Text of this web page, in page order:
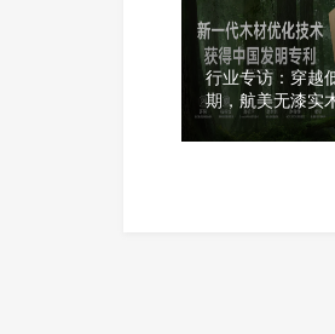
行业专访：穿越
期，航美无漆实
定制工厂深耕品